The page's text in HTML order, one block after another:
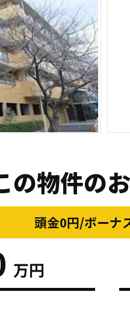
の物件の
頭金0円/ボーナ
万円